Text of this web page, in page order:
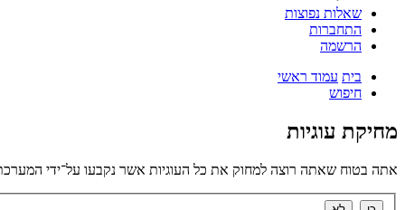
שאלות נפוצות
התחברות
הרשמה
בית עמוד ראשי
חיפוש
מחיקת עוגיות
אתה בטוח שאתה רוצה למחוק את כל העוגיות אשר נקבעו על־ידי